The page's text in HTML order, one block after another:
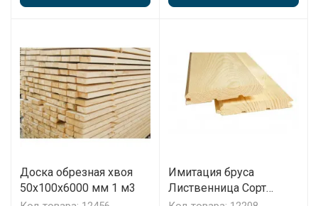
Доска обрезная хвоя
50х100х6000 мм 1 м3
Имитация бруса
Лиственница Сорт